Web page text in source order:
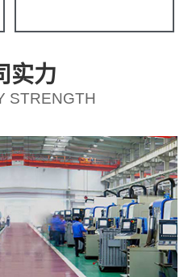
实力
STRENGTH